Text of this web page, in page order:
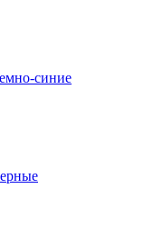
синие